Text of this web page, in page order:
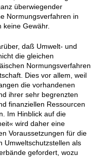
überwiegender
Normungsverfahren in
Gewähr.
daß Umwelt- und
die gleichen
Normungsverfahren
Dies vor allem, weil
die vorhandenen
ihrer sehr begrenzten
finanziellen Ressourcen
Im Hinblick auf die
wird daher eine
Voraussetzungen für die
Umweltschutzstellen als
gefordert, wozu